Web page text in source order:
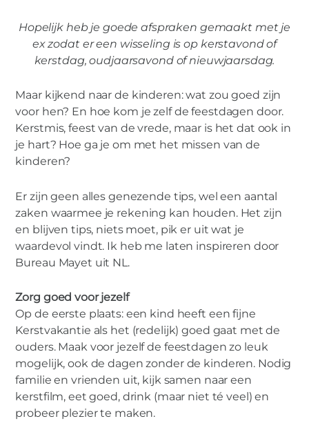
MIES PARTNERS
Tips voor de feestdagen als gescheiden
Hopelijk heb je goede afspraken gemaakt met je
ex zodat er een wisseling is op kerstavond of
kerstdag, oudjaarsavond of nieuwjaarsdag.
Maar kijkend naar de kinderen: wat zou goed zijn
voor hen? En hoe kom je zelf de feestdagen door.
Kerstmis, feest van de vrede, maar is het dat ook in
je hart? Hoe ga je om met het missen van de
kinderen?
Er zijn geen alles genezende tips, wel een aantal
zaken waarmee je rekening kan houden. Het zijn
en blijven tips, niets moet, pik er uit wat je
waardevol vindt. Ik heb me laten inspireren door
Bureau Mayet uit NL.
Zorg goed voor jezelf
Op de eerste plaats: een kind heeft een fijne
Kerstvakantie als het (redelijk) goed gaat met de
ouders. Maak voor jezelf de feestdagen zo leuk
mogelijk, ook de dagen zonder de kinderen. Nodig
familie en vrienden uit, kijk samen naar een
kerstfilm, eet goed, drink (maar niet té veel) en
probeer plezier te maken.